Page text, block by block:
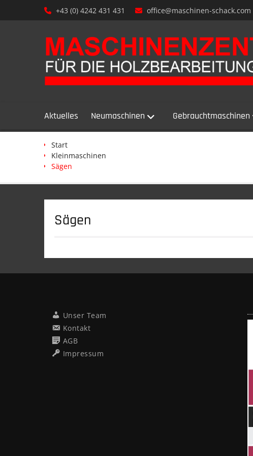
+43 (0) 4242 431 431 office@maschinen-schack.com
Aktuelles Neumaschinen Gebrauchtmaschinen
Start
Kleinmaschinen
Sägen
Sägen
Unser Team
Kontakt
AGB
Impressum